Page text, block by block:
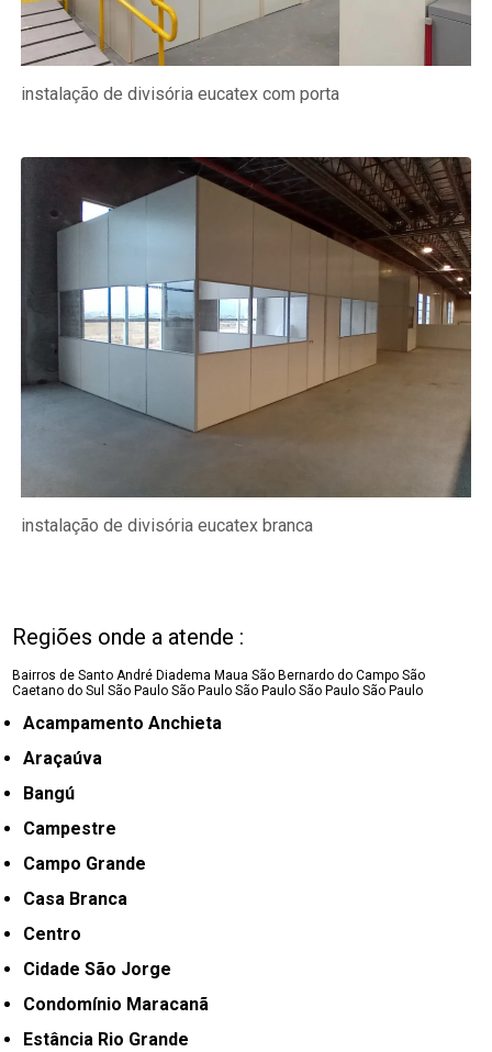
instalação de divisória eucatex com porta
instalação de divisória eucatex branca
Regiões onde a atende :
Bairros de Santo André Diadema Maua São Bernardo do Campo São
Caetano do SulSão Paulo São Paulo São Paulo São Paulo São Paulo
Acampamento Anchieta
Araçaúva
Bangú
Campestre
Campo Grande
Casa Branca
Centro
Cidade São Jorge
Condomínio Maracanã
Estância Rio Grande